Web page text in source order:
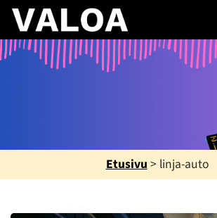
Etusivu > linja-auto